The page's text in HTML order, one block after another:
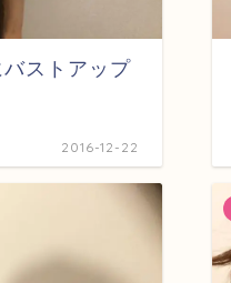
バストアップ
2016-12-22